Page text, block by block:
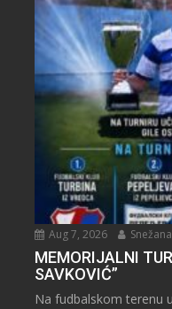
Aug 7, 2026
MEMORIJALNI
SAVKOVIĆ”
Na fudbalskom terenu